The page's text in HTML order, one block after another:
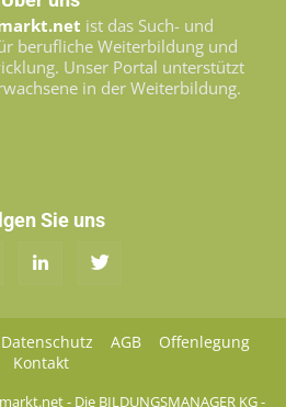
ist das Such- und
berufliche Weiterbildung und
Unser Portal unterstützt
in der Weiterbildung.
Sie uns
Datenschutz AGB
Offenlegung
Kontakt
- Die BILDUNGSMANAGER KG -